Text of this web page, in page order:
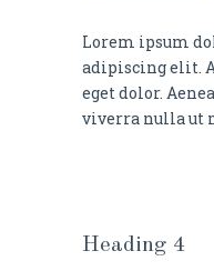
Lorem ipsum
adipiscing elit.
eget dolor.
viverra nulla ut
Heading 4